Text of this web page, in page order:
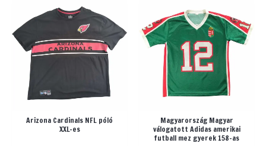
Arizona Cardinals NFL póló
XXL-es
Magyarország Magyar
válogatott Adidas amerikai
futball mez gyerek 158-as